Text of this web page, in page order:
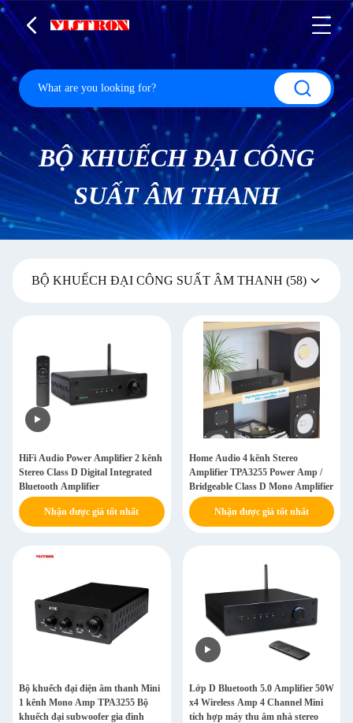
BỘ KHUẾCH ĐẠI CÔNG
SUẤT ÂM THANH
BỘ KHUẾCH ĐẠI CÔNG SUẤT ÂM THANH (58)
HiFi Audio Power Amplifier 2 kênh
Stereo Class D Digital Integrated
Bluetooth Amplifier
Nhận được giá tốt nhất
Home Audio 4 kênh Stereo
Amplifier TPA3255 Power Amp /
Bridgeable Class D Mono Amplifier
Nhận được giá tốt nhất
Bộ khuếch đại điện âm thanh Mini
1 kênh Mono Amp TPA3255 Bộ
khuếch đại subwoofer gia đình
Lớp D Bluetooth 5.0 Amplifier 50W
x4 Wireless Amp 4 Channel Mini
tích hợp máy thu âm nhà stereo